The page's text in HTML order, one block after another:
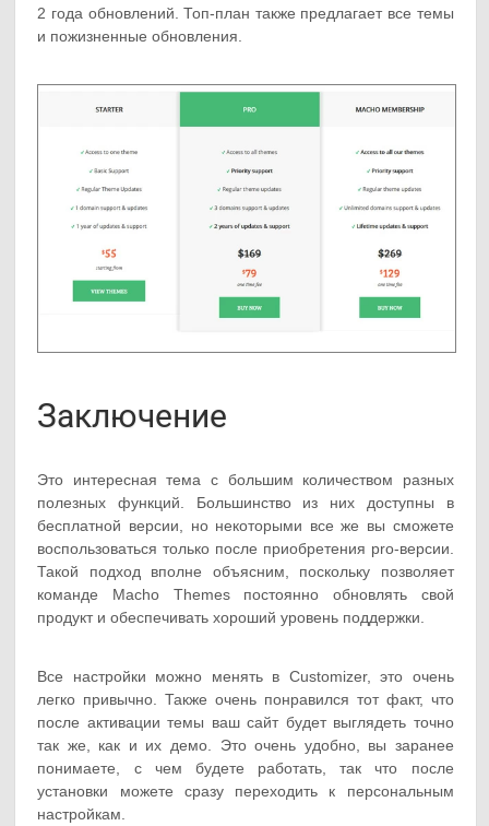
2 года обновлений. Топ-план также предлагает все темы
и пожизненные обновления.
Заключение
Это интересная тема с большим количеством разных
полезных функций. Большинство из них доступны в
бесплатной версии, но некоторыми все же вы сможете
воспользоваться только после приобретения pro-версии.
Такой подход вполне объясним, поскольку позволяет
команде Macho Themes постоянно обновлять свой
продукт и обеспечивать хороший уровень поддержки.
Все настройки можно менять в Customizer, это очень
легко привычно. Также очень понравился тот факт, что
после активации темы ваш сайт будет выглядеть точно
так же, как и их демо. Это очень удобно, вы заранее
понимаете, с чем будете работать, так что после
установки можете сразу переходить к персональным
настройкам.